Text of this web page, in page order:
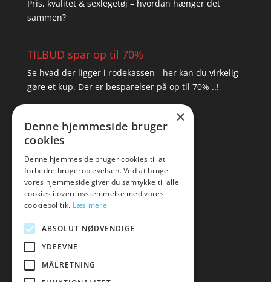
Pris, kvalitet & sexlegetøj – hvordan hænger det
sammen?
TILBUD spar op til 70%
Se hvad der ligger i rodekassen - her kan du virkelig
gøre et kup. Der er besparelser på op til 70% ..!
Tlf: 7876 8672
Mail: hej@amare.dk
×
Denne hjemmeside bruger
cookies
Denne hjemmeside bruger cookies til at
forbedre brugeroplevelsen. Ved at bruge
vores hjemmeside giver du samtykke til alle
cookies i overensstemmelse med vores
cookiepolitik. Læs mere
ABSOLUT NØDVENDIGE
YDEEVNE
MÅLRETNING